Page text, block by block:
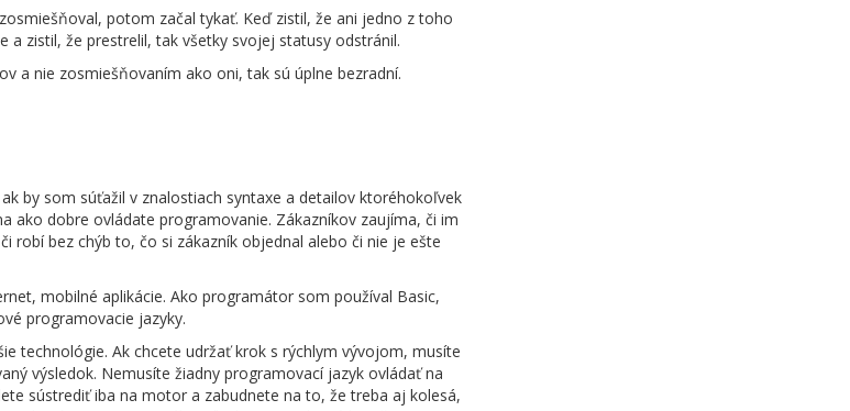
potom začal tykať. Keď zistil, že ani jedno z toho
zistil, že prestrelil, tak všetky svojej statusy odstránil.
a nie zosmiešňovaním ako oni, tak sú úplne bezradní.
by som súťažil v znalostiach syntaxe a detailov ktoréhokoľvek
ako dobre ovládate programovanie. Zákazníkov zaujíma, či im
robí bez chýb to, čo si zákazník objednal alebo či nie je ešte
mobilné aplikácie. Ako programátor som používal Basic,
programovacie jazyky.
technológie. Ak chcete udržať krok s rýchlym vývojom, musíte
výsledok. Nemusíte žiadny programovací jazyk ovládať na
sústrediť iba na motor a zabudnete na to, že treba aj kolesá,